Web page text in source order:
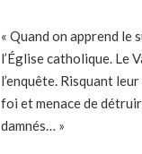
« Quand on apprend le
l’Église catholique. Le
l’enquête. Risquant
foi et menace de
damnés… »